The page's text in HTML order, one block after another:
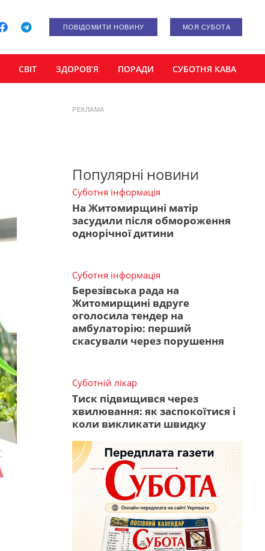
ПОВІДОМИТИ НОВИНУ МОЯ СУБОТА
СВІТ ЗДОРОВ’Я ПОРАДИ СУБОТНЯ КАВА
РЕКЛАМА
Популярні новини
Суботня інформація
На Житомирщині матір
засудили після обмороження
однорічної дитини
Суботня інформація
Березівська рада на
Житомирщині вдруге
оголосила тендер на
амбулаторію: перший
скасували через порушення
Суботній лікар
Тиск підвищився через
хвилювання: як заспокоїтися і
коли викликати швидку